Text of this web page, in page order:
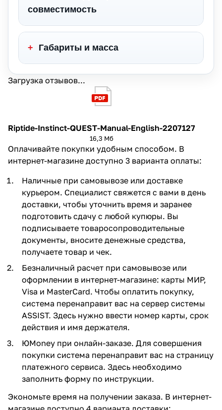
совместимость
+ Габариты и масса
Загрузка отзывов...
Riptide-Instinct-QUEST-Manual-English-2207127
16,3 Мб
Оплачивайте покупки удобным способом. В
интернет-магазине доступно 3 варианта оплаты:
Наличные при самовывозе или доставке
курьером. Специалист свяжется с вами в день
доставки, чтобы уточнить время и заранее
подготовить сдачу с любой купюры. Вы
подписываете товаросопроводительные
документы, вносите денежные средства,
получаете товар и чек.
Безналичный расчет при самовывозе или
оформлении в интернет-магазине: карты МИР,
Visa и MasterCard. Чтобы оплатить покупку,
система перенаправит вас на сервер системы
ASSIST. Здесь нужно ввести номер карты, срок
действия и имя держателя.
ЮMoney при онлайн-заказе. Для совершения
покупки система перенаправит вас на страницу
платежного сервиса. Здесь необходимо
заполнить форму по инструкции.
Экономьте время на получении заказа. В интернет-